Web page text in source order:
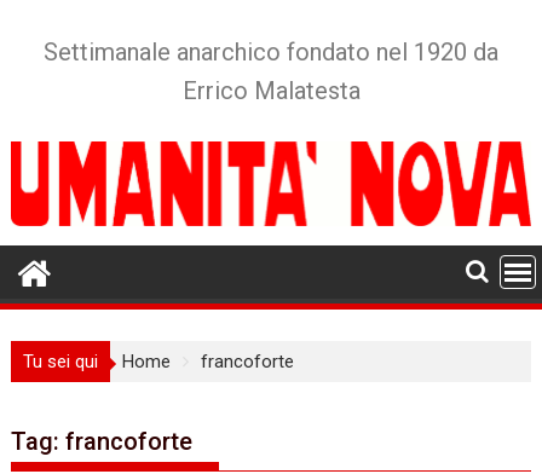
Settimanale anarchico fondato nel 1920 da
Errico Malatesta
Tu sei qui Home francoforte
Tag:francoforte